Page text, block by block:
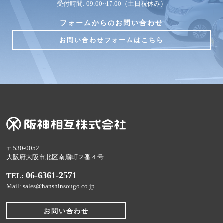
受付時間: 09:00~17:00（土日祝休み）
フォームからのお問い合わせ
お問い合わせフォームはこちら
〒530-0052
大阪府大阪市北区南扇町２番４号
TEL:06-6361-2571
Mail: sales@hanshinsougo.co.jp
お問い合わせ